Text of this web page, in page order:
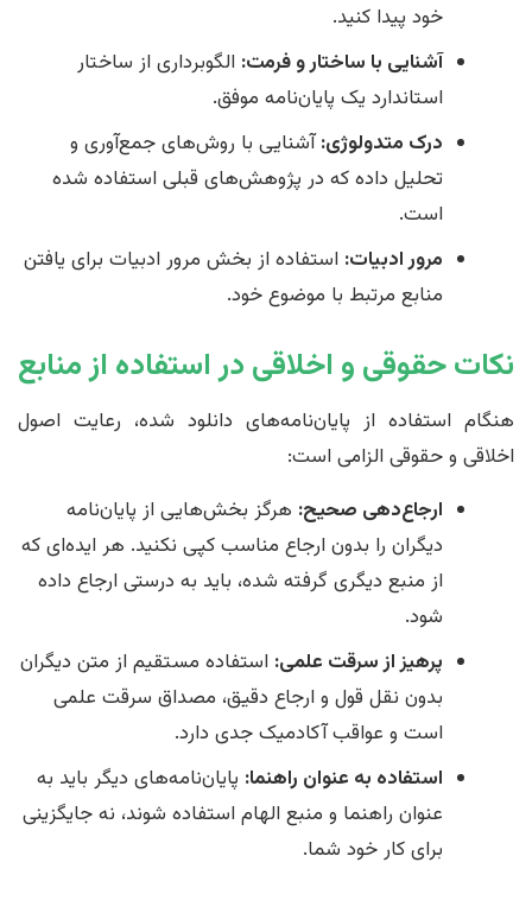
خود پیدا کنید.
آشنایی با ساختار و فرمت: الگوبرداری از ساختار
استاندارد یک پایان‌نامه موفق.
درک متدولوژی:آشنایی با روش‌های جمع‌آوری و
تحلیل داده که در پژوهش‌های قبلی استفاده شده
است.
مرور ادبیات: استفاده از بخش مرور ادبیات برای یافتن
منابع مرتبط با موضوع خود.
نکات حقوقی و اخلاقی در استفاده از منابع
هنگام استفاده از پایان‌نامه‌های دانلود شده، رعایت اصول
اخلاقی و حقوقی الزامی است:
ارجاع‌دهی صحیح: هرگز بخش‌هایی از پایان‌نامه
دیگران را بدون ارجاع مناسب کپی نکنید. هر ایده‌ای که
از منبع دیگری گرفته شده، باید به درستی ارجاع داده
شود.
پرهیز از سرقت علمی: استفاده مستقیم از متن دیگران
بدون نقل قول و ارجاع دقیق، مصداق سرقت علمی
است و عواقب آکادمیک جدی دارد.
استفاده به عنوان راهنما: پایان‌نامه‌های دیگر باید به
عنوان راهنما و منبع الهام استفاده شوند، نه جایگزینی
برای کار خود شما.